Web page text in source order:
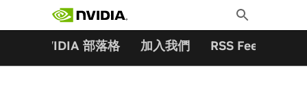
Toggle
Search
NVIDIA 部落格 加入我們 RSS Feeds